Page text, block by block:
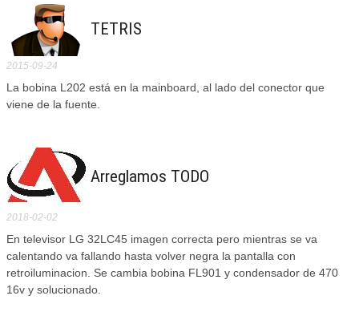
TETRIS
2015-09-24
La bobina L202 está en la mainboard, al lado del conector que
viene de la fuente.
Arreglamos TODO
2018-02-02
En televisor LG 32LC45 imagen correcta pero mientras se va
calentando va fallando hasta volver negra la pantalla con
retroiluminacion. Se cambia bobina FL901 y condensador de 470
16v y solucionado.